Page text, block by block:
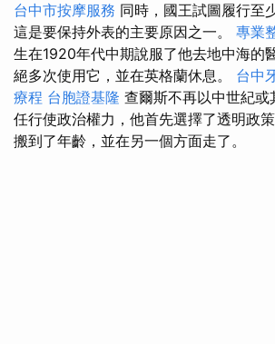
台中市按摩服務 同時，國王試圖履行至
這是要保持外表的主要原因之一。 專業
生在1920年代中期說服了他去地中海的
絕多次使用它，並在英格蘭休息。 台中
療程 台胞證基隆 查爾斯不再以中世紀
任行使政治權力，他首先選擇了透明政
搬到了年齡，並在另一個方面走了。